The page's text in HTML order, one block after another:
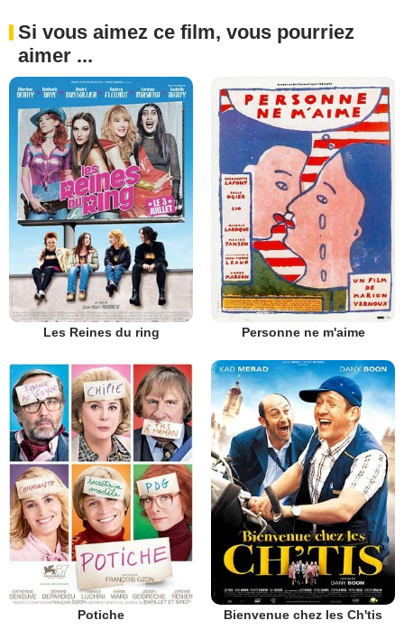
Si vous aimez ce film, vous pourriez
aimer ...
Les Reines du ring Personne ne m'aime
Potiche Bienvenue chez les Ch'tis